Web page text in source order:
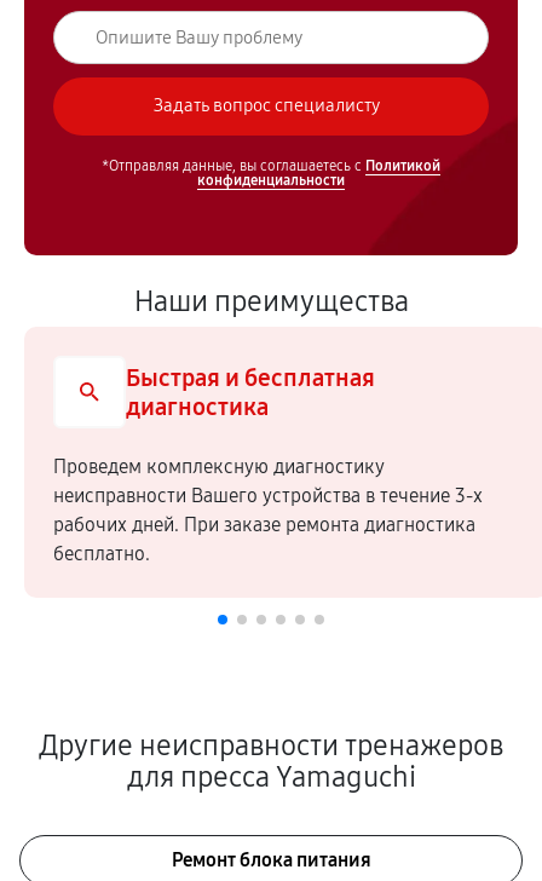
*Отправляя данные, вы соглашаетесь с Политикой
конфиденциальности
Наши преимущества
Быстрая и бесплатная
диагностика
Проведем комплексную диагностику
неисправности Вашего устройства в течение 3-х
рабочих дней. При заказе ремонта диагностика
бесплатно.
Другие неисправности тренажеров
для пресса Yamaguchi
Ремонт блока питания